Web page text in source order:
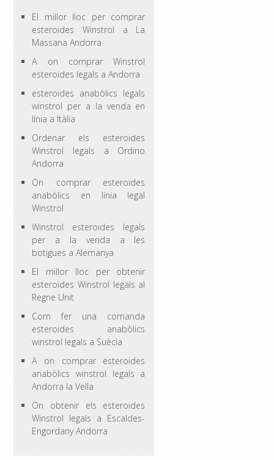
El millor lloc per comprar
esteroides Winstrol a La
Massana Andorra
A on comprar Winstrol
esteroides legals a Andorra
esteroides anabòlics legals
winstrol per a la venda en
línia a Itàlia
Ordenar els esteroides
Winstrol legals a Ordino
Andorra
On comprar esteroides
anabòlics en línia legal
Winstrol
Winstrol esteroides legals
per a la venda a les
botigues a Alemanya
El millor lloc per obtenir
esteroides Winstrol legals al
Regne Unit
Com fer una comanda
esteroides anabòlics
winstrol legals a Suècia
A on comprar esteroides
anabòlics winstrol legals a
Andorra la Vella
On obtenir els esteroides
Winstrol legals a Escaldes-
Engordany Andorra